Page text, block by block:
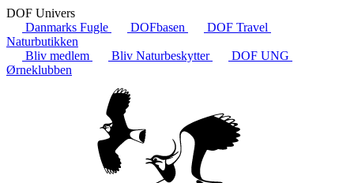
DOF Univers
Danmarks Fugle
DOFbasen
DOF Travel
Naturbutikken
Bliv medlem
Bliv Naturbeskytter
DOF UNG
Ørneklubben